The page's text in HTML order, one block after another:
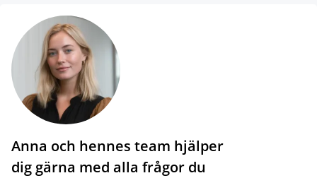
Anna och hennes team hjälper
dig gärna med alla frågor du